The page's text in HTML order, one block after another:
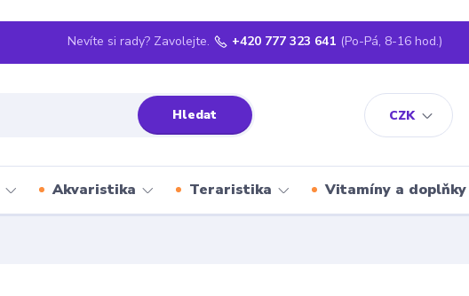
CZK
Hledat
Nevíte si rady? Zavolejte. +420 777 323 641 (Po-Pá, 8-16 hod.)
Akvaristika Teraristika Vitamíny a